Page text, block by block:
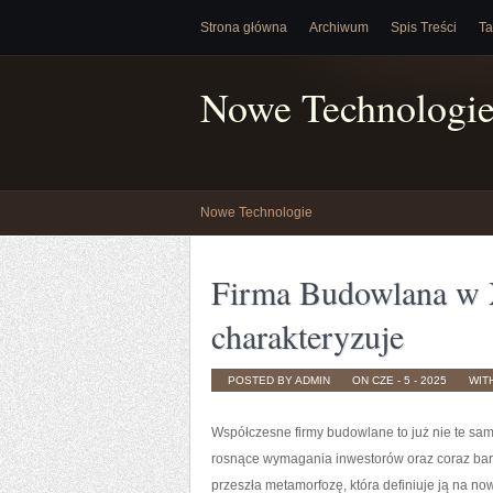
Strona główna Archiwum Spis Treści
Nowe
Nowe Technologie
Firma Budowlana
charakteryzuje
POSTED BY ADMIN ON CZE - 5 - 2025
Współczesne firmy budowlane to już nie te
rosnące wymagania inwestorów oraz coraz
przeszła metamorfozę, która definiuje ją na